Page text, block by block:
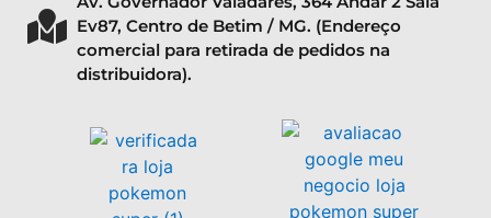
Ev87, Centro de Betim / MG. (Endereço
comercial para retirada de pedidos na
distribuidora).